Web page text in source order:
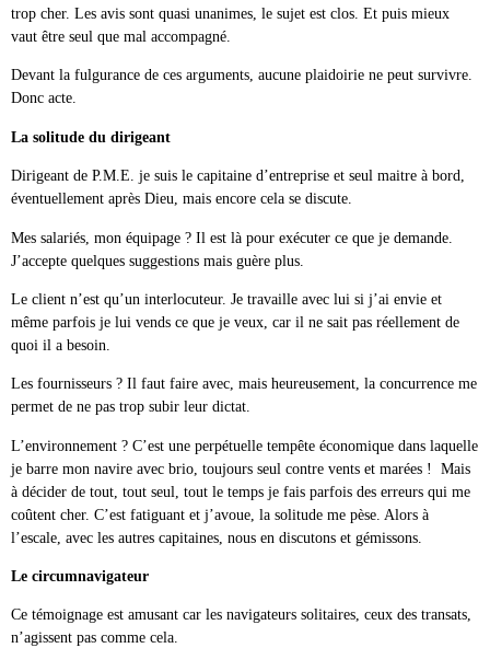
trop cher. Les avis sont quasi unanimes, le sujet est clos. Et puis mieux
vaut être seul que mal accompagné.
Devant la fulgurance de ces arguments, aucune plaidoirie ne peut survivre.
Donc acte.
La solitude du dirigeant
Dirigeant de P.M.E. je suis le capitaine d’entreprise et seul maitre à bord,
éventuellement après Dieu, mais encore cela se discute.
Mes salariés, mon équipage ? Il est là pour exécuter ce que je demande.
J’accepte quelques suggestions mais guère plus.
Le client n’est qu’un interlocuteur. Je travaille avec lui si j’ai envie et
même parfois je lui vends ce que je veux, car il ne sait pas réellement de
quoi il a besoin.
Les fournisseurs ? Il faut faire avec, mais heureusement, la concurrence me
permet de ne pas trop subir leur dictat.
L’environnement ? C’est une perpétuelle tempête économique dans laquelle
je barre mon navire avec brio, toujours seul contre vents et marées ! Mais
à décider de tout, tout seul, tout le temps je fais parfois des erreurs qui me
coûtent cher. C’est fatiguant et j’avoue, la solitude me pèse. Alors à
l’escale, avec les autres capitaines, nous en discutons et gémissons.
Le circumnavigateur
Ce témoignage est amusant car les navigateurs solitaires, ceux des transats,
n’agissent pas comme cela.